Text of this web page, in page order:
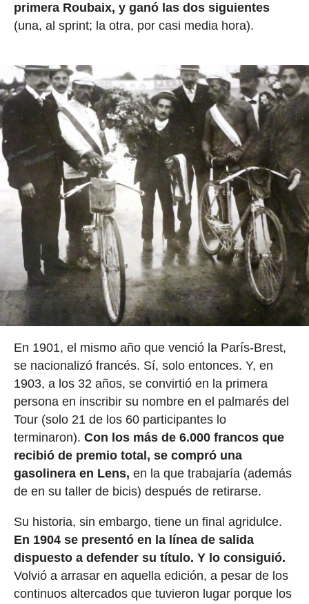
primera Roubaix, y ganó las dos siguientes
(una, al sprint; la otra, por casi media hora).
En 1901, el mismo año que venció la París-Brest,
se nacionalizó francés. Sí, solo entonces. Y, en
1903, a los 32 años, se convirtió en la primera
persona en inscribir su nombre en el palmarés del
Tour (solo 21 de los 60 participantes lo
terminaron). Con los más de 6.000 francos que
recibió de premio total, se compró una
gasolinera en Lens, en la que trabajaría (además
de en su taller de bicis) después de retirarse.
Su historia, sin embargo, tiene un final agridulce.
En 1904 se presentó en la línea de salida
dispuesto a defender su título. Y lo consiguió.
Volvió a arrasar en aquella edición, a pesar de los
continuos altercados que tuvieron lugar porque los